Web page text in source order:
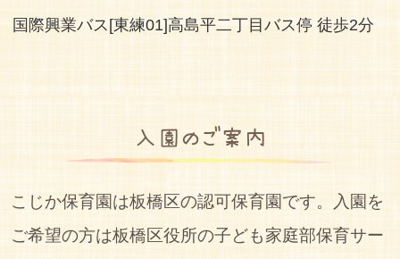
国際興業バス[東練01]高島平二丁目バス停 徒歩2分
入園のご案内
こじか保育園は板橋区の認可保育園です。入園を
ご希望の方は板橋区役所の子ども家庭部保育サー